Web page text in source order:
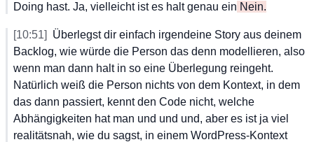
Doing hast. Ja, vielleicht ist es halt genau ein Nein.
[10:51] Überlegst dir einfach irgendeine Story aus deinem
Backlog, wie würde die Person das denn modellieren, also
wenn man dann halt in so eine Überlegung reingeht.
Natürlich weiß die Person nichts von dem Kontext, in dem
das dann passiert, kennt den Code nicht, welche
Abhängigkeiten hat man und und und, aber es ist ja viel
realitätsnah, wie du sagst, in einem WordPress-Kontext